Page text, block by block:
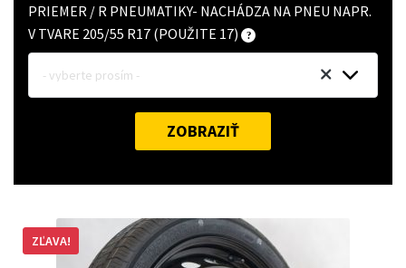
PRIEMER / R PNEUMATIKY- NACHÁDZA NA PNEU NAPR.
V TVARE 205/55 R17 (POUŽITE 17)
- vyberte prosím -
ZOBRAZIŤ
ZĽAVA!